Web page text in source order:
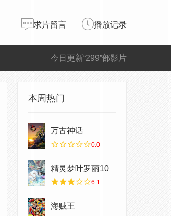
求片留言 播放记录
今日更新“299”部影片
本周热门
万古神话
0.0
精灵梦叶罗丽10
6.1
海贼王